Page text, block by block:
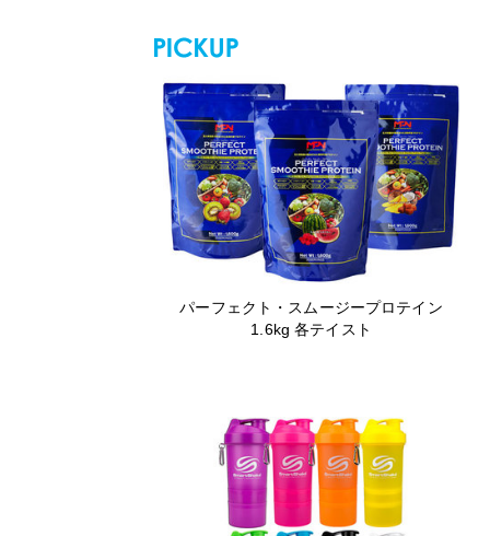
パーフェクト・スムージープロテイン
1.6kg 各テイスト